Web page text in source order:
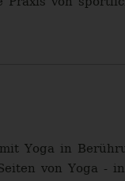
Yoga in
von Yoga -